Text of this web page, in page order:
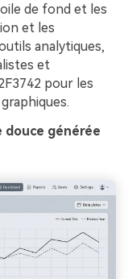
de fond et les
et les
analytiques,
et
pour les
douce générée